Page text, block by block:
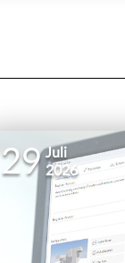
29 Juli
2026